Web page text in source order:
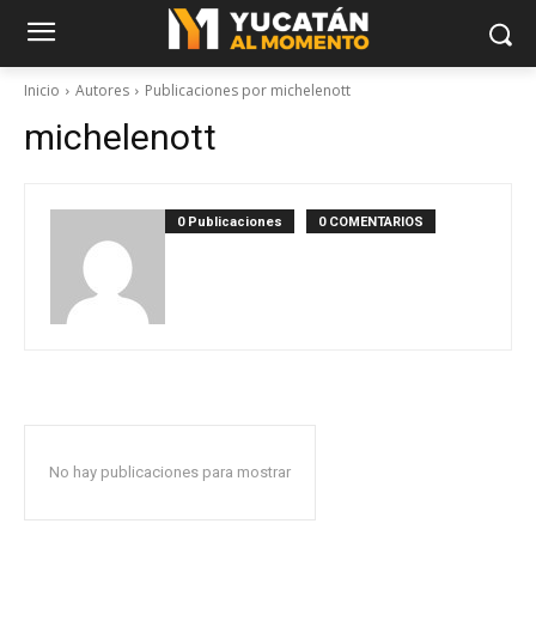
Inicio Autores Publicaciones por michelenott
michelenott
0 Publicaciones 0 COMENTARIOS
No hay publicaciones para mostrar